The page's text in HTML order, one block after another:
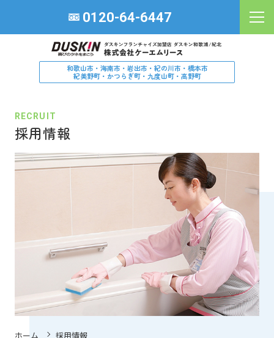
サービスから探す
場所から探す
お客様の声
よくある質問
採用情報
和歌山市・海南市・岩出市・紀の川市・橋本市
紀美野町・かつらぎ町・九度山町・高野町
0120-64-6447
RECRUIT
採用情報
ホーム 採用情報